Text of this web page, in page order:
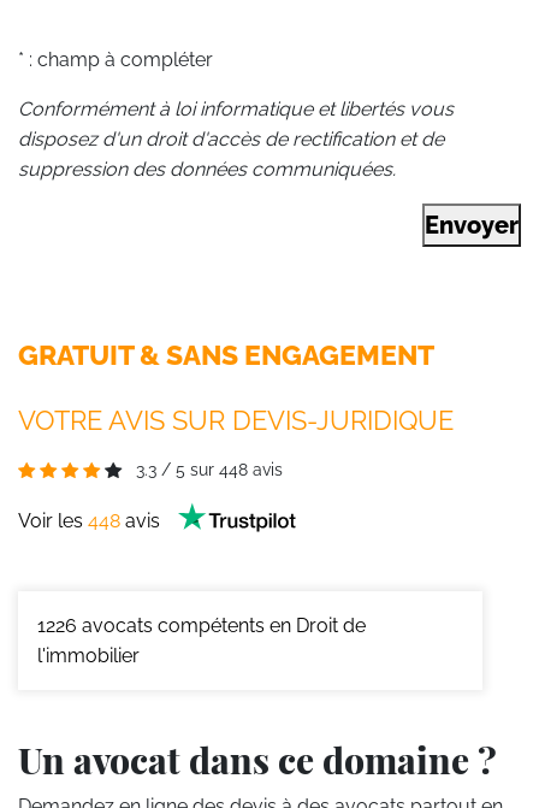
* : champ à compléter
Conformément à loi informatique et libertés vous
disposez d'un droit d'accès de rectification et de
suppression des données communiquées.
Envoyer
GRATUIT & SANS ENGAGEMENT
VOTRE AVIS SUR DEVIS-JURIDIQUE
3.3 / 5 sur 448 avis
Voir les 448 avis
1226 avocats compétents en Droit de
l'immobilier
Un avocat dans ce domaine ?